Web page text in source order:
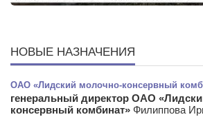
НОВЫЕ НАЗНАЧЕНИЯ
ОАО «Лидский молочно-консервный
генеральный директор ОАО
консервный комбинат» Филиппова